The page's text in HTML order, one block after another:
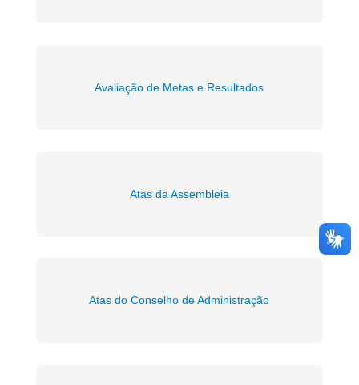
Avaliação de Metas e Resultados
Atas da Assembleia
Atas do Conselho de Administração